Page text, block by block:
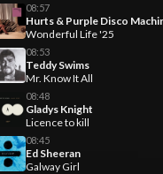
08:57
Hurts & Purple Disco
Wonderful Life '25
08:53
Teddy Swims
Mr. Know It All
08:48
Gladys Knight
Licence to kill
08:45
Ed Sheeran
Galway Girl